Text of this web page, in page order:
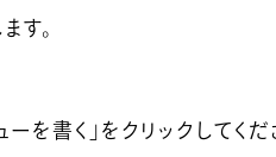
す。
を書く」をクリックしてくだ